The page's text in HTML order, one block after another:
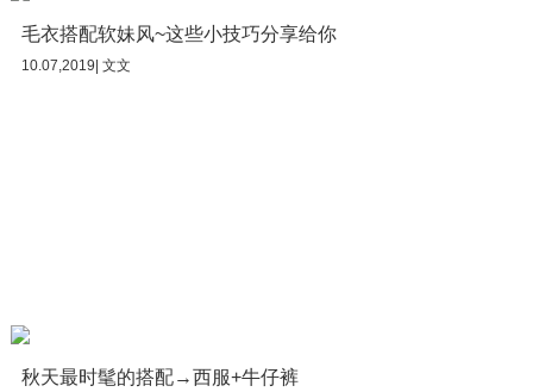
毛衣搭配软妹风~这些小技巧分享给你
10.07,2019| 文文
秋天最时髦的搭配→西服+牛仔裤